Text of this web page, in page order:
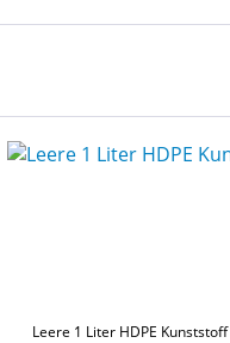
Leere 1 Liter HDPE Kunststoff